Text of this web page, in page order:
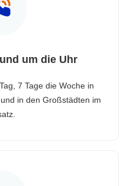
um die Uhr
7 Tage die Woche in
in den Großstädten im